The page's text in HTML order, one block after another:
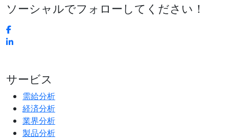
ソーシャルでフォローしてください！
サービス
需給分析
経済分析
業界分析
製品分析